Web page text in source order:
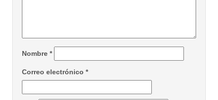
Nombre *
Correo electrónico *